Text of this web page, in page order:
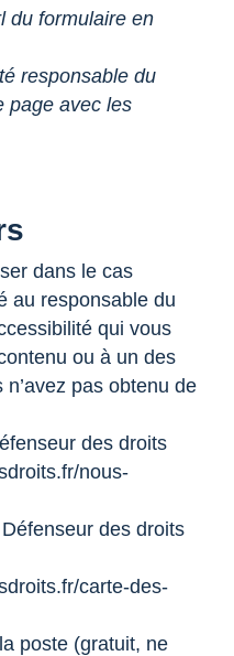
du formulaire en
responsable du
page avec les
dans le cas
au responsable du
qui vous
ou à un des
pas obtenu de
des droits
nous-
des droits
carte-des-
poste (gratuit, ne